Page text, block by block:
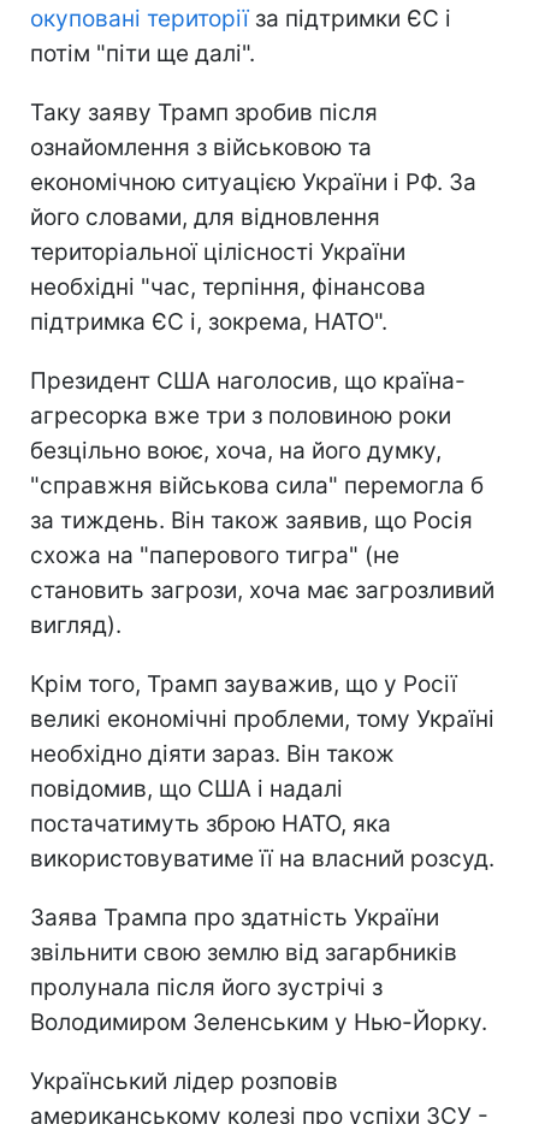
окуповані територіїза підтримки ЄС і
потім "піти ще далі".
Таку заяву Трамп зробив після
ознайомлення з військовою та
економічною ситуацією України і РФ. За
його словами, для відновлення
територіальної цілісності України
необхідні "час, терпіння, фінансова
підтримка ЄС і, зокрема, НАТО".
Президент США наголосив, що країна-
агресорка вже три з половиною роки
безцільно воює, хоча, на його думку,
"справжня військова сила" перемогла б
за тиждень. Він також заявив, що Росія
схожа на "паперового тигра" (не
становить загрози, хоча має загрозливий
вигляд).
Крім того, Трамп зауважив, що у Росії
великі економічні проблеми, тому Україні
необхідно діяти зараз. Він також
повідомив, що США і надалі
постачатимуть зброю НАТО, яка
використовуватиме її на власний розсуд.
Заява Трампа про здатність України
звільнити свою землю від загарбників
пролунала після його зустрічі з
Володимиром Зеленським у Нью-Йорку.
Український лідер розповів
американському колезі про успіхи ЗСУ -